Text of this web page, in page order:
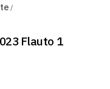
Flauto 1